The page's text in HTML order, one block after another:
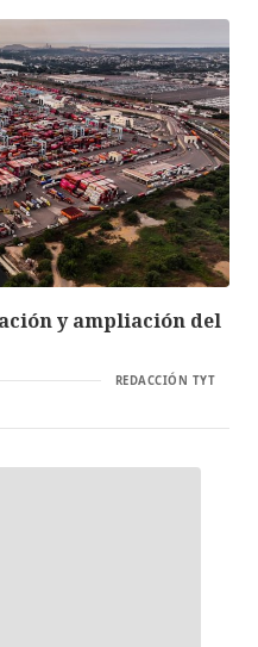
y ampliación del
REDACCIÓN TYT